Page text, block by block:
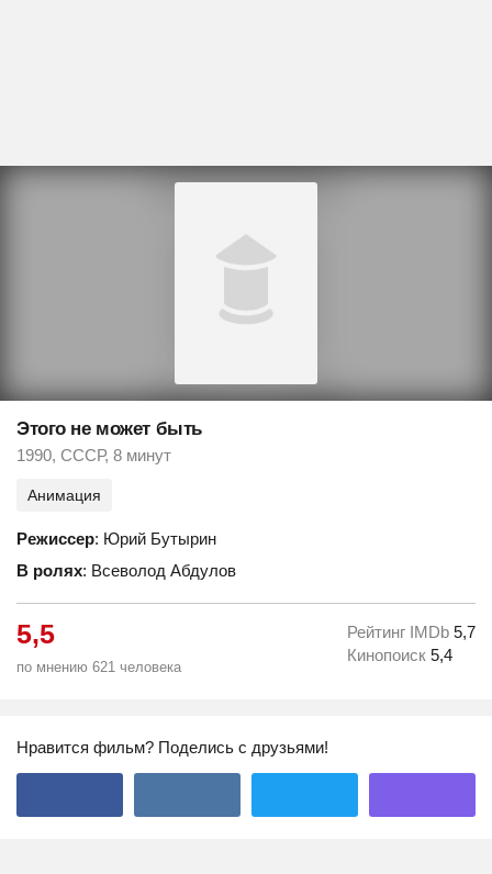
Этого не может быть
1990, СССР, 8 минут
Анимация
Режиссер: Юрий Бутырин
В ролях: Всеволод Абдулов
5,5
по мнению 621 человека
Рейтинг IMDb 5,7
Кинопоиск 5,4
Нравится фильм? Поделись с друзьями!